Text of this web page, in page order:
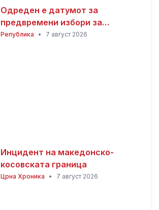
Одреден е датумот за
предвремени избори за
градоначалник на Општина
Република • 7 август 2026
Инцидент на македонско-
косовската граница
Црна Хроника • 7 август 2026